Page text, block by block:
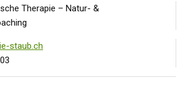
Therapie – Natur- &
staub.ch